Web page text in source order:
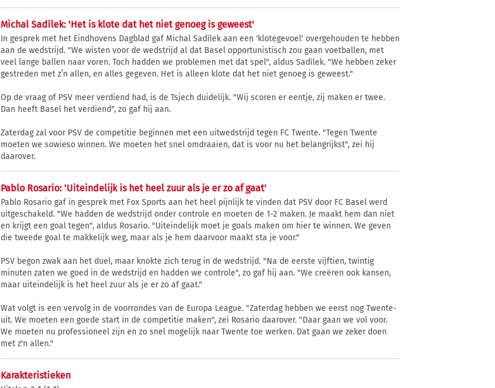
Michal Sadílek: 'Het is klote dat het niet genoeg is geweest'
In gesprek met het Eindhovens Dagblad gaf Michal Sadílek aan een 'klotegevoel' overgehouden te hebben
aan de wedstrijd. "We wisten voor de wedstrijd al dat Basel opportunistisch zou gaan voetballen, met
veel lange ballen naar voren. Toch hadden we problemen met dat spel", aldus Sadílek. "We hebben zeker
gestreden met z’n allen, en alles gegeven. Het is alleen klote dat het niet genoeg is geweest."
Op de vraag of PSV meer verdiend had, is de Tsjech duidelijk. "Wij scoren er eentje, zij maken er twee.
Dan heeft Basel het verdiend", zo gaf hij aan.
Zaterdag zal voor PSV de competitie beginnen met een uitwedstrijd tegen FC Twente. "Tegen Twente
moeten we sowieso winnen. We moeten het snel omdraaien, dat is voor nu het belangrijkst", zei hij
daarover.
Pablo Rosario: 'Uiteindelijk is het heel zuur als je er zo af gaat'
Pablo Rosario gaf in gesprek met Fox Sports aan het heel pijnlijk te vinden dat PSV door FC Basel werd
uitgeschakeld. "We hadden de wedstrijd onder controle en moeten de 1-2 maken. Je maakt hem dan niet
en krijgt een goal tegen", aldus Rosario. "Uiteindelijk moet je goals maken om hier te winnen. We geven
die tweede goal te makkelijk weg, maar als je hem daarvoor maakt sta je voor."
PSV begon zwak aan het duel, maar knokte zich terug in de wedstrijd. "Na de eerste vijftien, twintig
minuten zaten we goed in de wedstrijd en hadden we controle", zo gaf hij aan. "We creëren ook kansen,
maar uiteindelijk is het heel zuur als je er zo af gaat."
Wat volgt is een vervolg in de voorrondes van de Europa League. "Zaterdag hebben we eerst nog Twente-
uit. We moeten een goede start in de competitie maken", zei Rosario daarover. "Daar gaan we vol voor.
We moeten nu professioneel zijn en zo snel mogelijk naar Twente toe werken. Dat gaan we zeker doen
met z'n allen."
Karakteristieken